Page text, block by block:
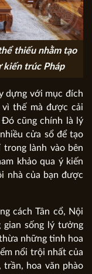
thiếu nhằm tạo
kiến trúc Pháp
dựng với mục đích
thế mà được cải
cũng chính là lý
cửa sổ để tạo
lành vào bên
khảo qua ý kiến
nhà của bạn được
cách Tân cổ, Nội
gian sống lý tưởng
những tinh hoa
nổi trội nhất của
hoa văn phào